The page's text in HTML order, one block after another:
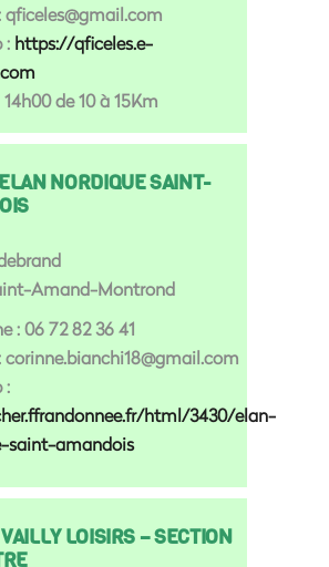
qficeles@gmail.com
: https://qficeles.e-
de 10 à 15Km
NORDIQUE SAINT-
Amand-Montrond
: 06 72 82 36 41
corinne.bianchi18@gmail.com
:
html/3430/elan-
saint-amandois
LOISIRS – SECTION